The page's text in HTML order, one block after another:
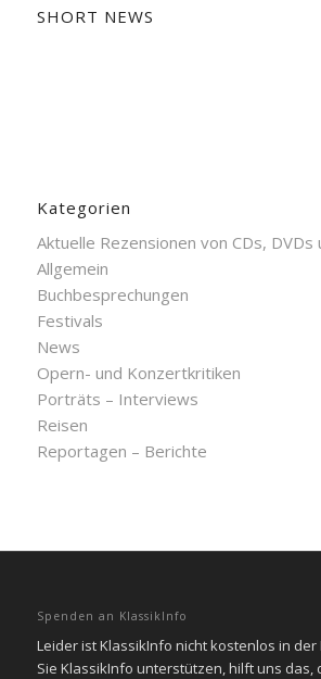
SHORT NEWS
Kategorien
Aktuelle Rezensionen von CDs, DVDs
Allgemein
Buchbesprechungen
Festivals
News
Opern- und Konzertkritiken
Porträts – Interviews
Reisen
Reportagen – Berichte
Spenden an KlassikInfo
Leider ist KlassikInfo nicht kostenlos in der
Sie KlassikInfo unterstützen, hilft uns das,